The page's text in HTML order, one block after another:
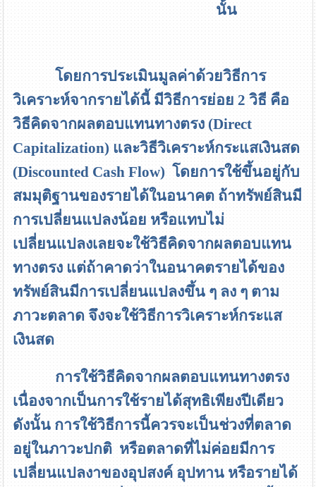
นั้น
โดยการประเมินมูลค่าด้วยวิธีการ
วิเคราะห์จากรายได้นี้ มีวิธีการย่อย 2 วิธี คือ
วิธีคิดจากผลตอบแทนทางตรง (Direct
Capitalization) และวิธีวิเคราะห์กระแสเงินสด
(Discounted Cash Flow)โดยการใช้ขึ้นอยู่กับ
สมมุติฐานของรายได้ในอนาคต ถ้าทรัพย์สินมี
การเปลี่ยนแปลงน้อย หรือแทบไม่
เปลี่ยนแปลงเลยจะใช้วิธีคิดจากผลตอบแทน
ทางตรง แต่ถ้าคาดว่าในอนาคตรายได้ของ
ทรัพย์สินมีการเปลี่ยนแปลงขึ้น ๆ ลง ๆ ตาม
ภาวะตลาด จึงจะใช้วิธีการวิเคราะห์กระแส
เงินสด
การใช้วิธีคิดจากผลตอบแทนทางตรง
เนื่องจากเป็นการใช้รายได้สุทธิเพียงปีเดียว
ดังนั้น การใช้วิธีการนี้ควรจะเป็นช่วงที่ตลาด
อยู่ในภาวะปกติ หรือตลาดที่ไม่ค่อยมีการ
เปลี่ยนแปลงาของอุปสงค์ อุปทาน หรือรายได้